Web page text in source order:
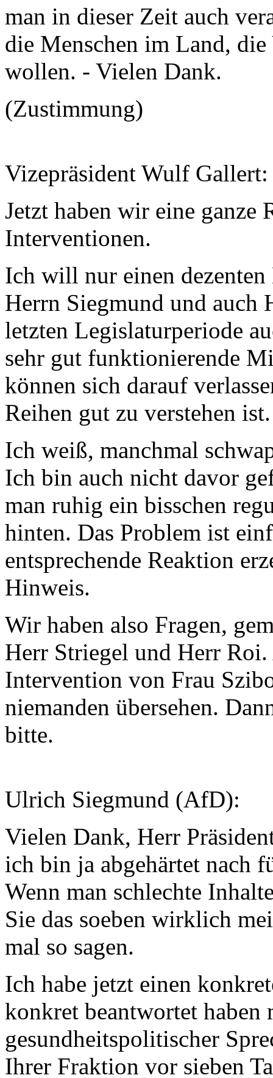
man in dieser Zeit auch
die Menschen im Land,
wollen. - Vielen Dank.
(Zustimmung)
Vizepräsident Wulf Gallert:
Jetzt haben wir eine ganze
Interventionen.
Ich will nur einen
Herrn Siegmund und auch
letzten Legislaturperiode
sehr gut funktionierende
können sich darauf
Reihen gut zu verstehen ist.
Ich weiß, manchmal
Ich bin auch nicht davor
man ruhig ein bisschen
hinten. Das Problem ist
entsprechende Reaktion
Hinweis.
Wir haben also Fragen,
Herr Striegel und Herr
Intervention von Frau
niemanden übersehen.
bitte.
Ulrich Siegmund (AfD):
Vielen Dank, Herr
ich bin ja abgehärtet nach
Wenn man schlechte
Sie das soeben wirklich
mal so sagen.
Ich habe jetzt einen
konkret beantwortet
gesundheitspolitischer
Ihrer Fraktion vor sieben